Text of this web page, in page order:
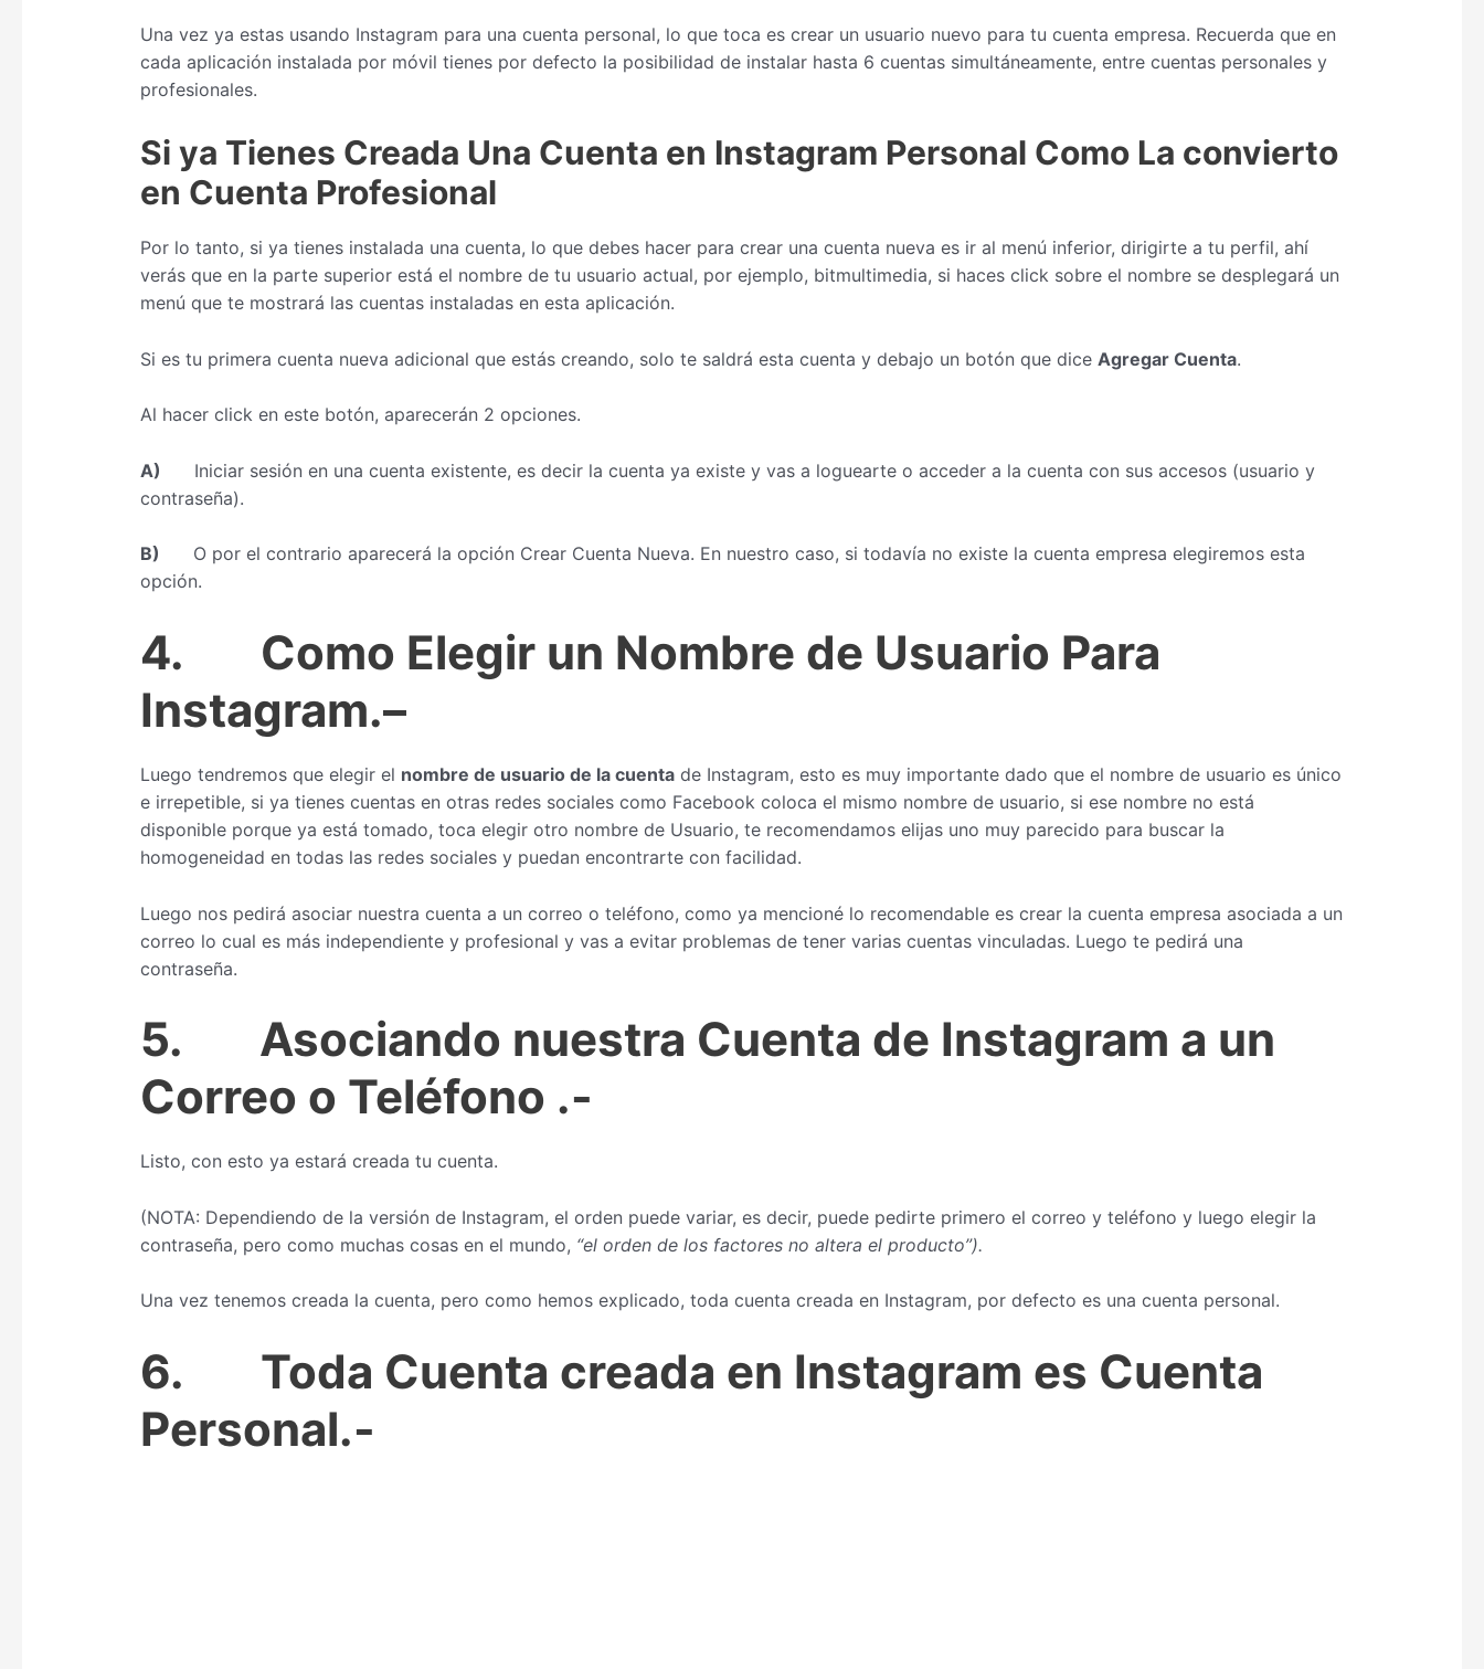
Una vez ya estas usando Instagram para una cuenta personal, lo que toca es crear un usuario nuevo para tu cuenta empresa. Recuerda que en
cada aplicación instalada por móvil tienes por defecto la posibilidad de instalar hasta 6 cuentas simultáneamente, entre cuentas personales y
profesionales.
Si ya Tienes Creada Una Cuenta en Instagram Personal Como La convierto
en Cuenta Profesional
Por lo tanto, si ya tienes instalada una cuenta, lo que debes hacer para crear una cuenta nueva es ir al menú inferior, dirigirte a tu perfil, ahí
verás que en la parte superior está el nombre de tu usuario actual, por ejemplo, bitmultimedia, si haces click sobre el nombre se desplegará un
menú que te mostrará las cuentas instaladas en esta aplicación.
Si es tu primera cuenta nueva adicional que estás creando, solo te saldrá esta cuenta y debajo un botón que dice Agregar Cuenta.
Al hacer click en este botón, aparecerán 2 opciones.
A) Iniciar sesión en una cuenta existente, es decir la cuenta ya existe y vas a loguearte o acceder a la cuenta con sus accesos (usuario y
contraseña).
B) O por el contrario aparecerá la opción Crear Cuenta Nueva. En nuestro caso, si todavía no existe la cuenta empresa elegiremos esta
opción.
4. Como Elegir un Nombre de Usuario Para
Instagram.–
Luego tendremos que elegir el nombre de usuario de la cuentade Instagram, esto es muy importante dado que el nombre de usuario es único
e irrepetible, si ya tienes cuentas en otras redes sociales como Facebook coloca el mismo nombre de usuario, si ese nombre no está
disponible porque ya está tomado, toca elegir otro nombre de Usuario, te recomendamos elijas uno muy parecido para buscar la
homogeneidad en todas las redes sociales y puedan encontrarte con facilidad.
Luego nos pedirá asociar nuestra cuenta a un correo o teléfono, como ya mencioné lo recomendable es crear la cuenta empresa asociada a un
correo lo cual es más independiente y profesional y vas a evitar problemas de tener varias cuentas vinculadas. Luego te pedirá una
contraseña.
5. Asociando nuestra Cuenta de Instagram a un
Correo o Teléfono .-
Listo, con esto ya estará creada tu cuenta.
(NOTA: Dependiendo de la versión de Instagram, el orden puede variar, es decir, puede pedirte primero el correo y teléfono y luego elegir la
contraseña, pero como muchas cosas en el mundo, “el orden de los factores no altera el producto”).
Una vez tenemos creada la cuenta, pero como hemos explicado, toda cuenta creada en Instagram, por defecto es una cuenta personal.
6. Toda Cuenta creada en Instagram es Cuenta
Personal.-